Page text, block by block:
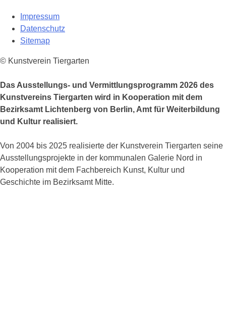
Impressum
Datenschutz
Sitemap
© Kunstverein Tiergarten
Das Ausstellungs- und Vermittlungsprogramm 2026 des
Kunstvereins Tiergarten wird in Kooperation mit dem
Bezirksamt Lichtenberg von Berlin, Amt für Weiterbildung
und Kultur realisiert.
Von 2004 bis 2025 realisierte der Kunstverein Tiergarten seine
Ausstellungsprojekte in der kommunalen Galerie Nord in
Kooperation mit dem Fachbereich Kunst, Kultur und
Geschichte im Bezirksamt Mitte.